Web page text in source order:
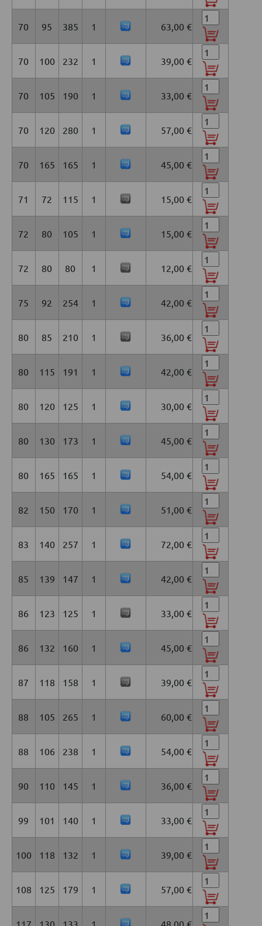
70 95 385 1 63,00 €
70 100 232 1 39,00 €
70 105 190 1 33,00 €
70 120 280 1 57,00 €
70 165 165 1 45,00 €
71 72 115 1 15,00 €
72 80 105 1 15,00 €
72 80 80 1 12,00 €
75 92 254 1 42,00 €
80 85 210 1 36,00 €
80 115 191 1 42,00 €
80 120 125 1 30,00 €
80 130 173 1 45,00 €
80 165 165 1 54,00 €
82 150 170 1 51,00 €
83 140 257 1 72,00 €
85 139 147 1 42,00 €
86 123 125 1 33,00 €
86 132 160 1 45,00 €
87 118 158 1 39,00 €
88 105 265 1 60,00 €
88 106 238 1 54,00 €
90 110 145 1 36,00 €
99 101 140 1 33,00 €
100 118 132 1 39,00 €
108 125 179 1 57,00 €
117 130 133 1 48,00 €